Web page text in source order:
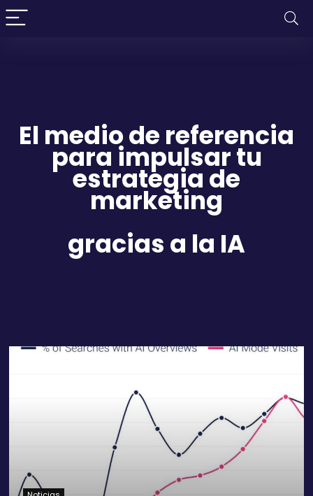
El medio de referencia
para impulsar tu
estrategia de
marketing
gracias a la IA